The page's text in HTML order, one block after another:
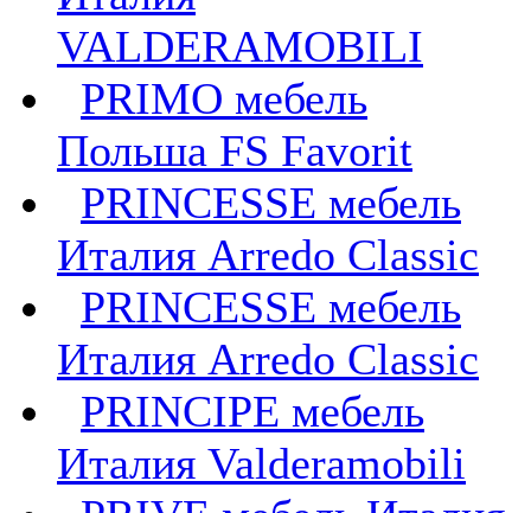
VALDERAMOBILI
PRIMO мебель
Польша FS Favorit
PRINCESSE мебель
Италия Arredo Classic
PRINCESSE мебель
Италия Arredo Classic
PRINCIPE мебель
Италия Valderamobili